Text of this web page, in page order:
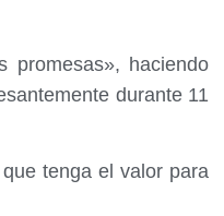
promesas», haciendo
durante 11
tenga el valor para